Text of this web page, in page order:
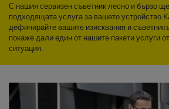
С нашия сервизен съветник лесно и бързо
подходящата услуга за вашето устройство
дефинирайте вашите изисквания и
покаже дали един от нашите пакети услуги
ситуация.